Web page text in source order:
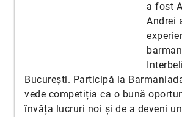
a fost
Andrei
București. Participă la
vede competiția ca o bună
învăța lucruri noi și de a deveni